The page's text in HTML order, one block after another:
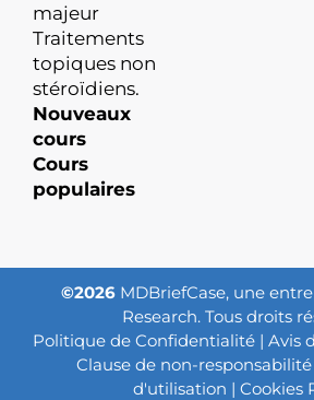
majeur
Traitements
topiques non
stéroïdiens.
Nouveaux
cours
Cours
populaires
©2026 MDBriefCase, une
Research. Tous droits
Politique de Confidentialité | Avis
Clause de non-responsabilité
d'utilisation | Cookies